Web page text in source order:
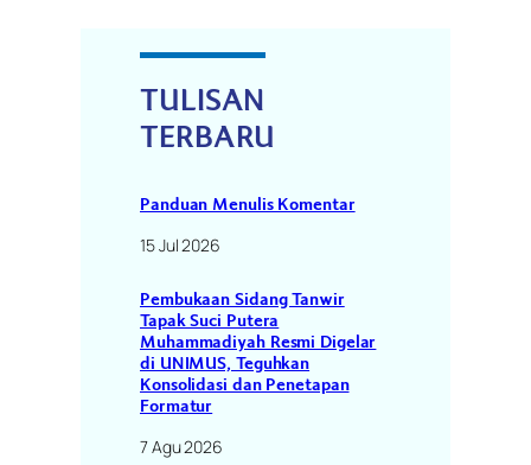
TULISAN
TERBARU
Panduan Menulis Komentar
15 Jul 2026
Pembukaan Sidang Tanwir
Tapak Suci Putera
Muhammadiyah Resmi Digelar
di UNIMUS, Teguhkan
Konsolidasi dan Penetapan
Formatur
7 Agu 2026